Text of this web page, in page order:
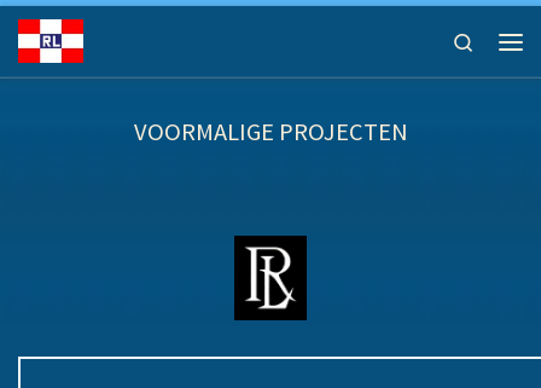
Ga naar inhoud
Search
VOORMALIGE PROJECTEN